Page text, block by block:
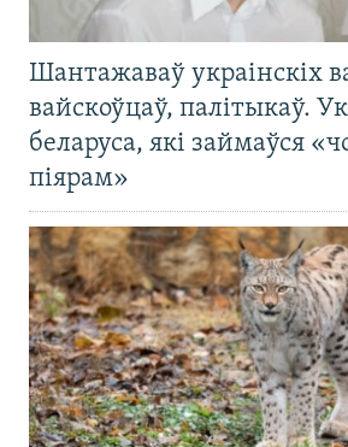
Шантажаваў украінскіх
вайскоўцаў, палітыкаў.
беларуса, які займаўся
піярам»